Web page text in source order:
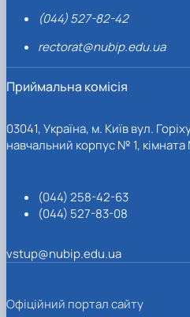
(044) 527-82-42
rectorat@nubip.edu.ua
Приймальна комісія
03041, Україна, м. Київ вул.
навчальний корпус № 1,
(044) 258-42-63
(044) 527-83-08
vstup@nubip.edu.ua
Офіційний портал сайту